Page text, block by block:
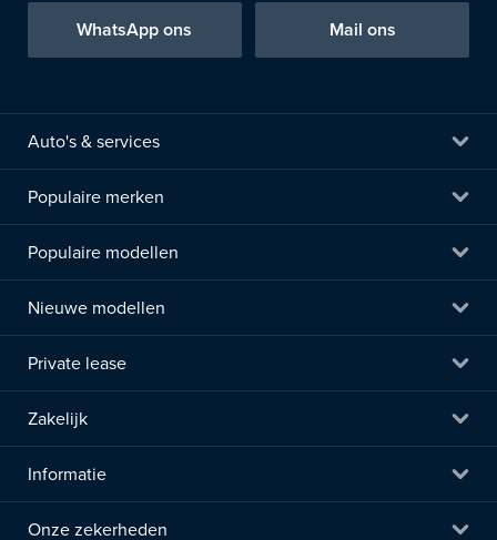
WhatsApp ons Mail ons
Auto's & services
Populaire merken
Populaire modellen
Nieuwe modellen
Private lease
Zakelijk
Informatie
Onze zekerheden